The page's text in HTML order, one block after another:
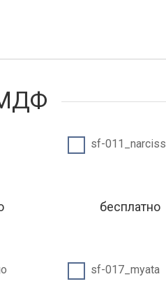
sf-011_narciss
бесплатно
sf-017_myata